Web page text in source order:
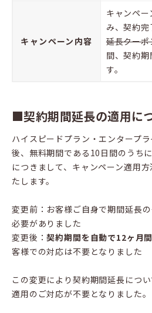
キャンペーン内容
キャンペ
み、契約
延長クー
間、契約
す。
■契約期間延長の適用に
ハイスピードプラン・エンタープ
後、無料期間である10日間のうち
につきまして、キャンペーン適用
たします。
変更前：お客様ご自身で期間延長
必要がありました
変更後：契約期間を自動で12ヶ月
客様での対応は不要となりました
この変更により契約期間延長につ
適用のご対応が不要となりました。